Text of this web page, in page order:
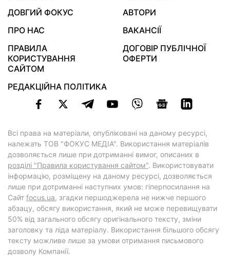
ДОВГИЙ ФОКУС
АВТОРИ
ПРО НАС
ВАКАНСІЇ
ПРАВИЛА
КОРИСТУВАННЯ
САЙТОМ
ДОГОВІР ПУБЛІЧНОЇ
ОФЕРТИ
РЕДАКЦІЙНА ПОЛІТИКА
Всі права на матеріали, опубліковані на даному ресурсі,
належать ТОВ "ФОКУС МЕДІА". Використання матеріалів
дозволяється лише при дотриманні вимог, описаних в
розділі "Правила користування сайтом". Використовувати
інформацію, розміщену на даному ресурсі, дозволяється
лише при дотриманні наступних умов: гіперпосилання на
Cайт focus.ua, згадки першоджерела не нижче першого
абзацу, обсягу використання, який не може перевищувати
50% від загального обсягу оригінального тексту, зміни
заголовку та ліда матеріалу. Використання більшого обсягу
тексту можливе лише за умови отримання письмового
дозволу Компанії.